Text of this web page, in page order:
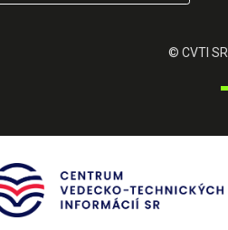
© CVTI SR